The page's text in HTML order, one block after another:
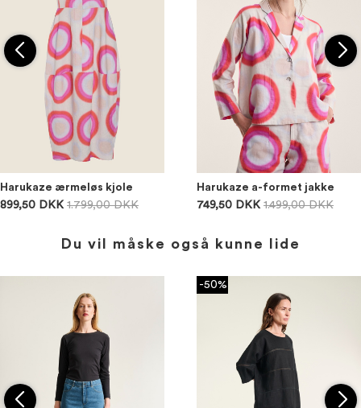
Harukaze ærmeløs kjole
899,50 DKK 1.799,00 DKK
Harukaze a-formet jakke
749,50 DKK 1.499,00 DKK
Du vil måske også kunne lide
-50%